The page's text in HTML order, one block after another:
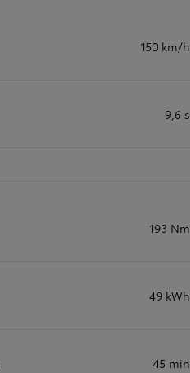
150 km/h
9,6 s
193 Nm
49 kWh
45 min